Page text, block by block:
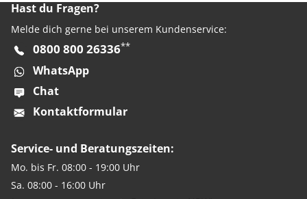
Hast du Fragen?
Melde dich gerne bei unserem Kundenservice:
0800 800 26336**
WhatsApp
Chat
Kontaktformular
Service- und Beratungszeiten:
Mo. bis Fr. 08:00 - 19:00 Uhr
Sa. 08:00 - 16:00 Uhr